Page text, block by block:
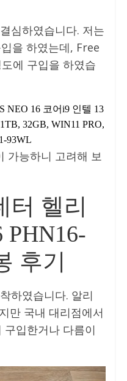
심하였습니다. 저는
을 하였는데, Free
에 구입을 하였습
가능하니 고려해 보
터 헬리
PHN16-
후기
하였습니다. 알리
만 국내 대리점에서
입한거나 다름이